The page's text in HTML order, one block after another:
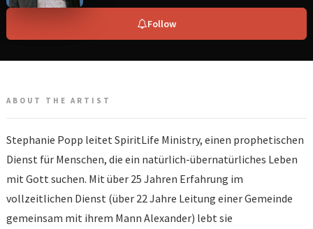
Follow
ABOUT THE ARTIST
Stephanie Popp leitet SpiritLife Ministry, einen prophetischen
Dienst für Menschen, die ein natürlich-übernatürliches Leben
mit Gott suchen. Mit über 25 Jahren Erfahrung im
vollzeitlichen Dienst (über 22 Jahre Leitung einer Gemeinde
gemeinsam mit ihrem Mann Alexander) lebt sie